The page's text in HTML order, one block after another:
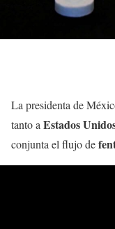
La presidenta de
tanto a Estados
conjunta el flujo de